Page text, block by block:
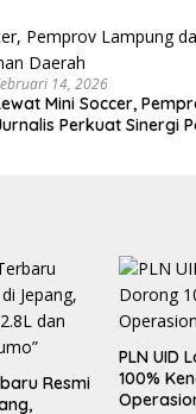
14, 2026
Mini Soccer,
Perkuat Sinergi
Resmi
PLN UID
100%